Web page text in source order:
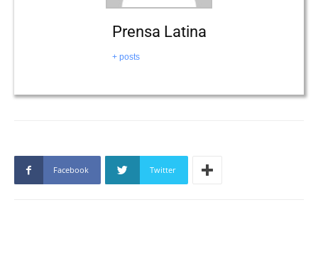
Prensa Latina
+ posts
Facebook Twitter